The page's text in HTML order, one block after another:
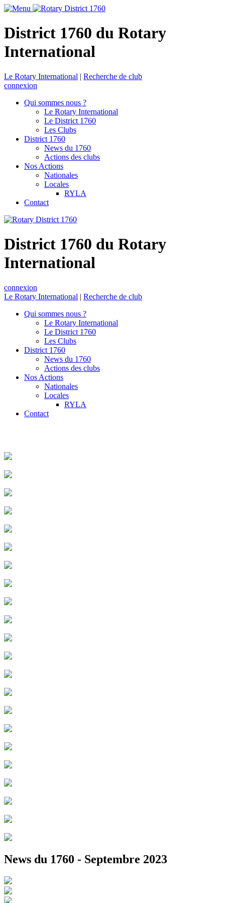
District 1760 du Rotary
International
Le Rotary International | Recherche de club
connexion
Qui sommes nous ?
Le Rotary International
Le District 1760
Les Clubs
District 1760
News du 1760
Actions des clubs
Nos Actions
Nationales
Locales
RYLA
Contact
District 1760 du Rotary
International
connexion
Le Rotary International | Recherche de club
Qui sommes nous ?
Le Rotary International
Le District 1760
Les Clubs
District 1760
News du 1760
Actions des clubs
Nos Actions
Nationales
Locales
RYLA
Contact
News du 1760 - Septembre 2023